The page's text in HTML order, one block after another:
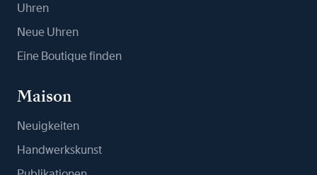
Uhren
Neue Uhren
Eine Boutique finden
Maison
Neuigkeiten
Handwerkskunst